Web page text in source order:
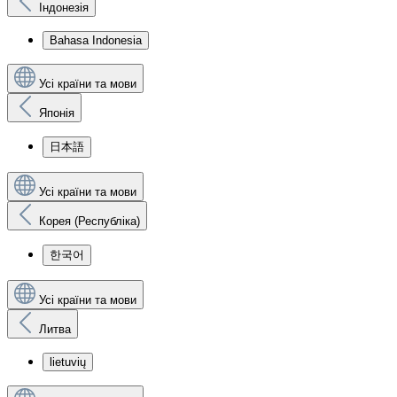
Індонезія
Bahasa Indonesia
Усі країни та мови
Японія
日本語
Усі країни та мови
Корея (Республіка)
한국어
Усі країни та мови
Литва
lietuvių